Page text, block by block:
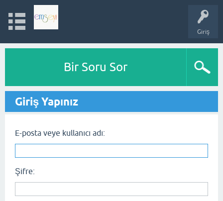
Giriş
Bir Soru Sor
Giriş Yapınız
E-posta veye kullanıcı adı:
Şifre: